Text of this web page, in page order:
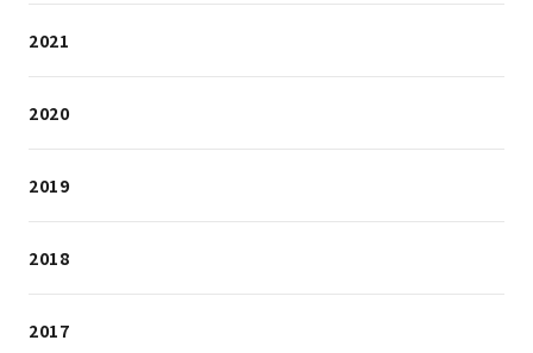
2021
2020
2019
2018
2017